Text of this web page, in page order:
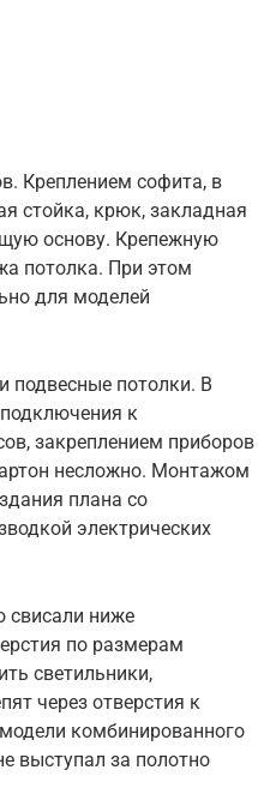
Креплением софита, в
стойка, крюк, закладная
основу. Крепежную
потолка. При этом
для моделей
подвесные потолки. В
к
закреплением приборов
несложно. Монтажом
плана со
электрических
свисали ниже
по размерам
светильники,
через отверстия к
комбинированного
выступал за полотно